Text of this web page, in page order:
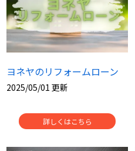
スタッフブログ
雨漏りについて
ヨネヤがお客様から選ばれる10の
理由
工場倉庫改修
ヨネヤのリフォームローン
2025/05/01 更新
詳しくはこちら